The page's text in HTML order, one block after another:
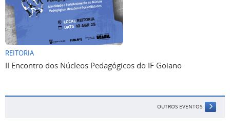
REITORIA
II Encontro dos Núcleos Pedagógicos do IF Goiano
OUTROS EVENTOS